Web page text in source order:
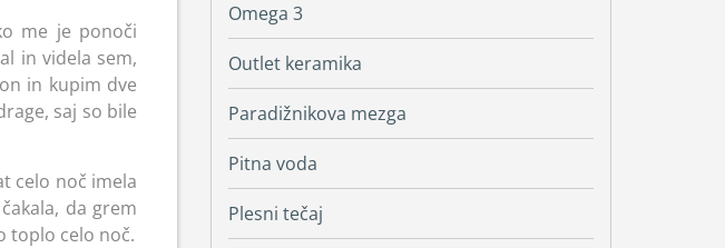
me je ponoči
in videla sem,
in kupim dve
saj so bile
celo noč imela
da grem
toplo celo noč.
Omega 3
Outlet keramika
Paradižnikova mezga
Pitna voda
Plesni tečaj